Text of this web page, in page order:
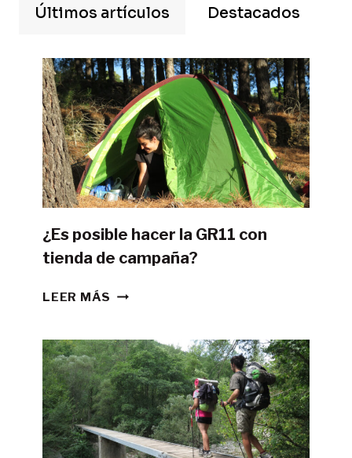
Últimos artículos Destacados
¿Es posible hacer la GR11 con
tienda de campaña?
LEER MÁS ¿ES
LA
GR11
CON
TIENDA
DE
CAMPAÑA?